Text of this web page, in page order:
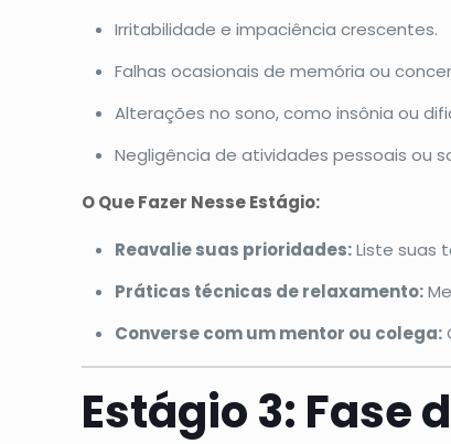
Irritabilidade e impaciência crescentes.
Falhas ocasionais de memória ou
Alterações no sono, como insônia ou
Negligência de atividades pessoais ou
O Que Fazer Nesse Estágio:
Reavalie suas prioridades:Liste suas
Práticas técnicas de relaxamento:
Converse com um mentor ou colega:
Estágio 3: Fase